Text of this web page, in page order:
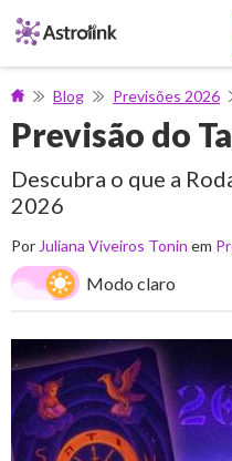
Blog Previsões 2026
Previsão do
Descubra o que a
2026
Por Juliana Viveiros Tonin em
Modo claro